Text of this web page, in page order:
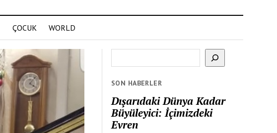
ÇOCUK WORLD
SON HABERLER
Dışarıdaki Dünya Kadar
Büyüleyici: İçimizdeki
Evren